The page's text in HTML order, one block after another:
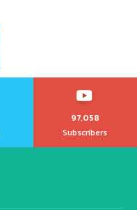
97,058
Subscribers